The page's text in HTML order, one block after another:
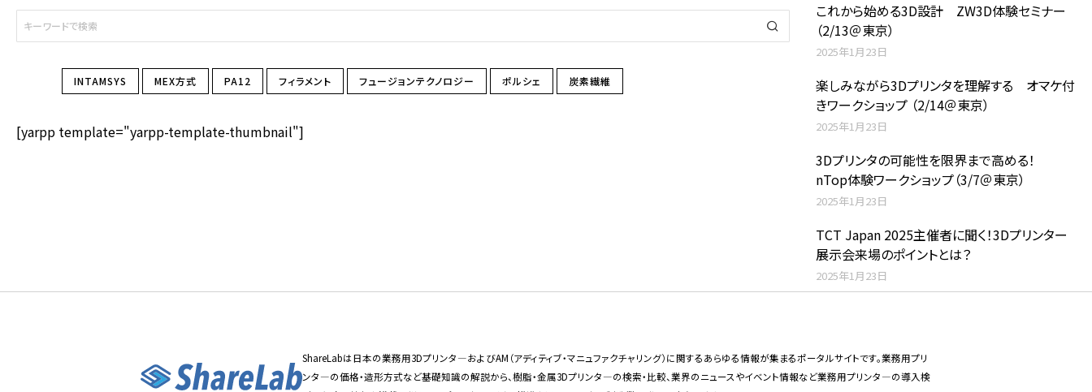
INTAMSYS MEX方式 PA12 フィラメント フュージョンテクノロジー ポルシェ 炭素繊維
[yarpp template="yarpp-template-thumbnail"]
これから始める3D設計 ZW3D体験セミナー
（2/13＠東京）
2025年1月23日
楽しみながら3Dプリンタを理解する オマケ付
きワークショップ （2/14＠東京）
2025年1月23日
3Dプリンタの可能性を限界まで高める！
nTop体験ワークショップ（3/7＠東京）
2025年1月23日
TCT Japan 2025主催者に聞く！3Dプリンター
展示会来場のポイントとは？
2025年1月23日
ShareLabは日本の業務用3Dプリンタ―およびAM（アディティブ・マニュファクチャリング）に関するあらゆる情報が集まるポータルサイトです。業務用プリ
ンタ―の価格・造形方式など基礎知識の解説から、樹脂・金属3Dプリンタ―の検索・比較、業界のニュースやイベント情報など業務用プリンタ―の導入検